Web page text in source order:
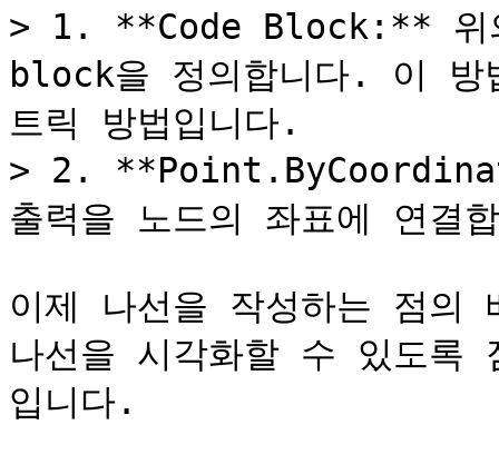
> 1. **Code Block:** 위
block을 정의합니다. 이 방
트릭 방법입니다.
> 2.
출력을 노드의 좌표에 연결
이제 나선을 작성하는 점의
나선을 시각화할 수 있도록
입니다.